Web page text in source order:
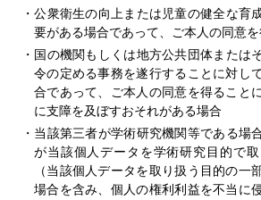
・公衆衛生の向上または児童の健全な育
要がある場合であって、ご本人の同意
・国の機関もしくは地方公共団体または
令の定める事務を遂行することに対し
合であって、ご本人の同意を得ること
に支障を及ぼすおそれがある場合
・当該第三者が学術研究機関等である場
が当該個人データを学術研究目的で
（当該個人データを取り扱う目的の一
場合を含み、個人の権利利益を不当に